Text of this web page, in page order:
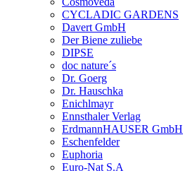
CYCLADIC GARDENS
Davert GmbH
Der Biene zuliebe
DIPSE
doc nature´s
Dr. Goerg
Dr. Hauschka
Enichlmayr
Ennsthaler Verlag
ErdmannHAUSER GmbH
Eschenfelder
Euphoria
Euro-Nat S.A